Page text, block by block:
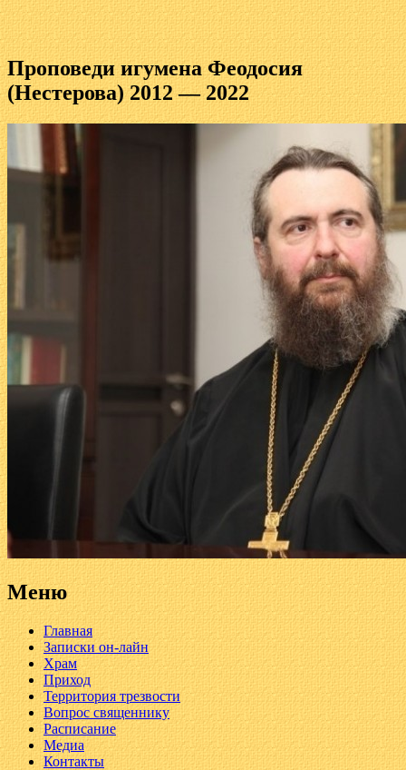
Проповеди игумена Феодосия
(Нестерова) 2012 — 2022
Меню
Главная
Записки он-лайн
Храм
Приход
Территория трезвости
Вопрос священнику
Расписание
Медиа
Контакты